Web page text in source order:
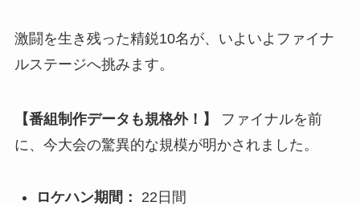
激闘を生き残った精鋭10名が、いよいよファイナ
ルステージへ挑みます。
【番組制作データも規格外！】
ファイナルを前
に、今大会の驚異的な規模が明かされました。
ロケハン期間：
22日間